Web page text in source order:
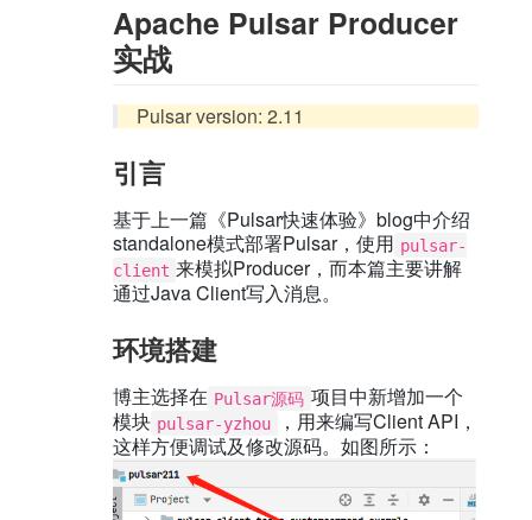
Apache Pulsar Producer
实战
Pulsar version: 2.11
引言
基于上一篇《Pulsar快速体验》blog中介绍
standalone模式部署Pulsar，使用 pulsar-
client 来模拟Producer，而本篇主要讲解
通过Java Client写入消息。
环境搭建
博主选择在 Pulsar源码 项目中新增加一个
模块 pulsar-yzhou
，用来编写Client API，
这样方便调试及修改源码。如图所示：